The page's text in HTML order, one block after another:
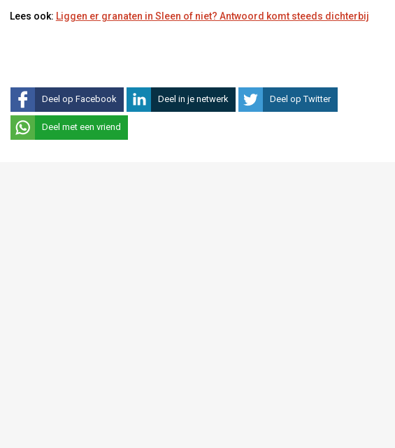
Lees ook: Liggen er granaten in Sleen of niet? Antwoord komt steeds dichterbij
Deel op Facebook Deel in je netwerk Deel op Twitter
Deel met een vriend